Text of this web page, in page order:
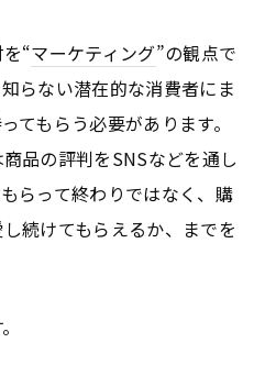
“マーケティング”の観点で
らない潜在的な消費者にま
てもらう必要があります。
品の評判をSNSなどを通し
らって終わりではなく、購
続けてもらえるか、までを